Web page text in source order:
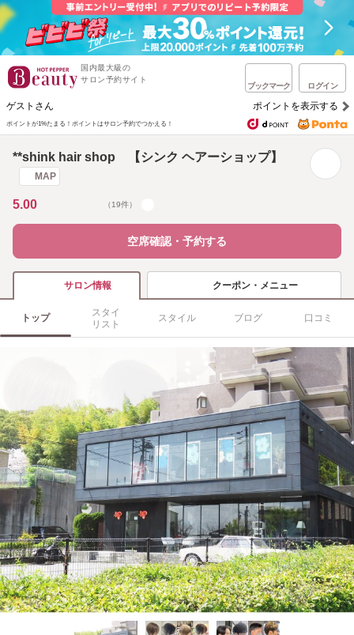
国内最大級の
サロン予約サイト
ブックマーク ログイン
ゲストさん ポイントを表示する
ポイントが1%たまる！ ポイントはサロン予約でつかえる！
**shink hair shop 【シンク ヘアーショップ】
MAP
5.00 （19件）
空席確認・予約する
サロン情報 クーポン・メニュー
トップ
スタイ
リスト
スタイル ブログ 口コミ